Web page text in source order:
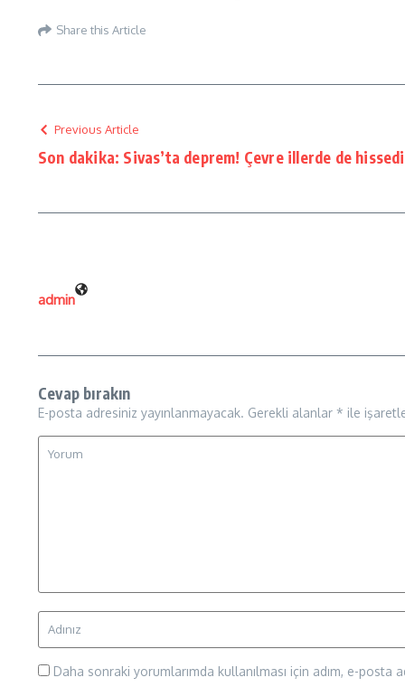
Share this Article
Previous Article
Son dakika: Sivas’ta deprem! Çevre illerde de
admin
Cevap bırakın
E-posta adresiniz yayınlanmayacak. Gerekli alanlar * ile
Daha sonraki yorumlarımda kullanılması için adım, e-posta